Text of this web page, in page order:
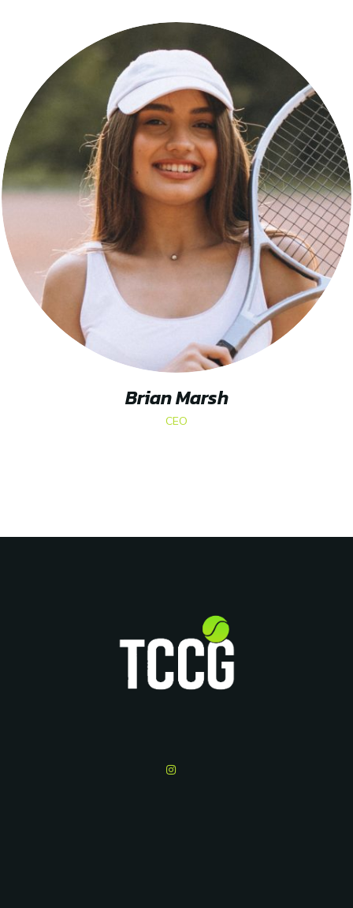
Brian Marsh
CEO